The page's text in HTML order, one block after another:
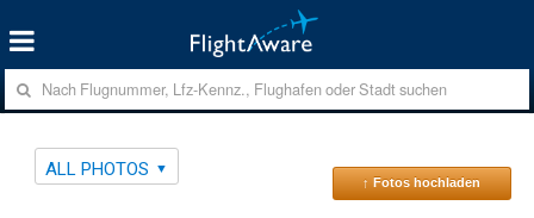
ALL PHOTOS
↑ Fotos hochladen